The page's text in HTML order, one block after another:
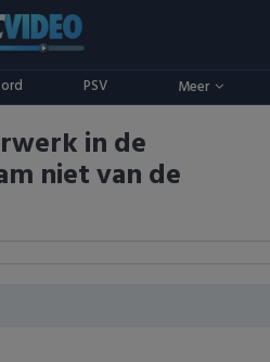
PSV Meer
in de
niet van de